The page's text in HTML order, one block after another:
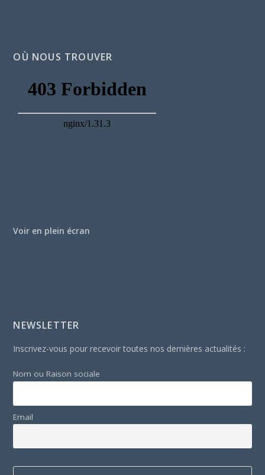
OÙ NOUS TROUVER
Voir en plein écran
NEWSLETTER
Inscrivez-vous pour recevoir toutes nos dernières actualités :
Nom ou Raison sociale
Email